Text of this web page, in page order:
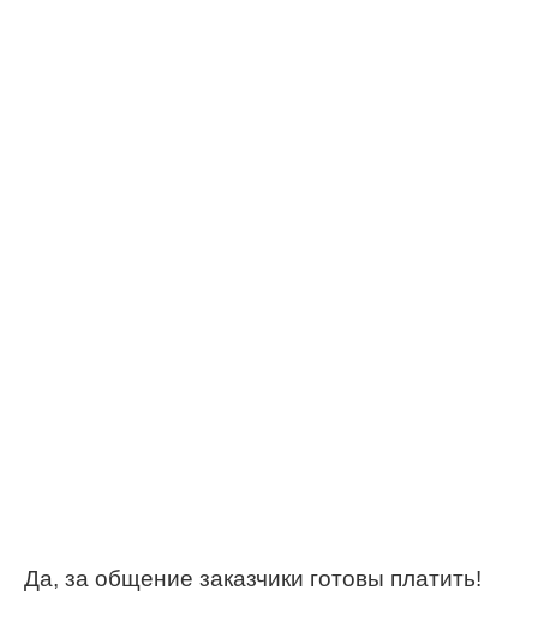
Да, за общение заказчики готовы платить!